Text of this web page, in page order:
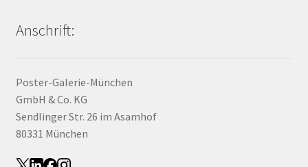
Anschrift:
Poster-Galerie-München
GmbH & Co. KG
Sendlinger Str. 26 im Asamhof
80331 München